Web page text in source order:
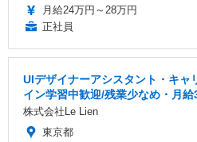
月給24万円～28万円
正社員
UIデザイナーアシスタント・キャ
イン学習中歓迎/残業少なめ・月
株式会社Le Lien
東京都